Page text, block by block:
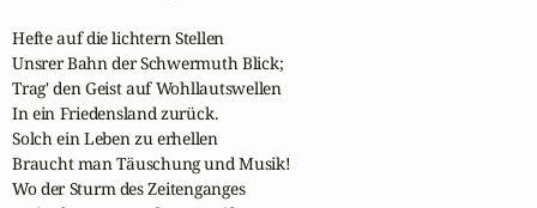
Hefte auf die lichtern Stellen
Unsrer Bahn der Schwermuth Blick;
Trag' den Geist auf Wohllautswellen
In ein Friedensland zurück.
Solch ein Leben zu erhellen
Braucht man Täuschung und Musik!
Wo der Sturm des Zeitenganges